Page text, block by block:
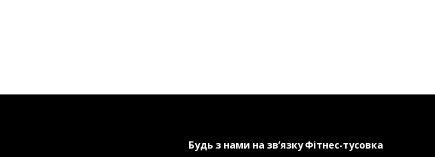
Будь з нами на зв’язкуФітнес-тусовка